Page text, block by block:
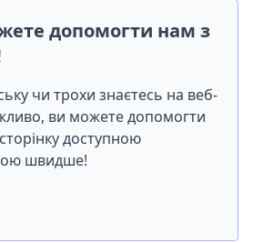
допомогти нам з
чи трохи знаєтесь на веб-
ви можете допомогти
доступною
швидше!